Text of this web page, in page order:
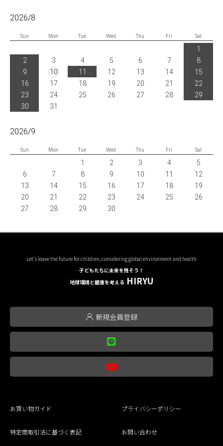
2026/8
Sun Mon Tue Wed Thu Fri Sat
1
2
3 4 5 6 7
8
9
10 11 12 13 14
15
16
17 18 19 20 21
22
23
24 25 26 27 28
29
30
31
2026/9
Sun Mon Tue Wed Thu Fri Sat
1 2 3 4
5
6
7 8 9 10 11
12
13
14 15 16 17 18
19
20
21 22 23 24 25
26
27
28 29 30
Let's leave the future for children, considering global environment and health
子どもたちに未来を残そう！
地球環境と健康を考える HIRYU
新規会員登録
お買い物ガイド プライバシーポリシー
特定商取引法に基づく表記 お問い合わせ